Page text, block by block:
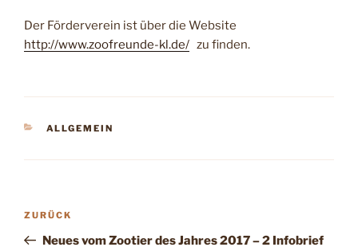
Der Förderverein ist über die Website
http://www.zoofreunde-kl.de/ zu finden.
KATEGORIEN
ALLGEMEIN
Beitragsnavigation
Vorheriger
Beitrag
ZURÜCK
Neues vom Zootier des Jahres 2017 – 2 Infobrief